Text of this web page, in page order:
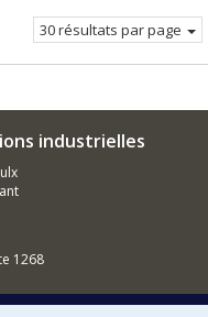
30 résultats par page
industrielles
1268